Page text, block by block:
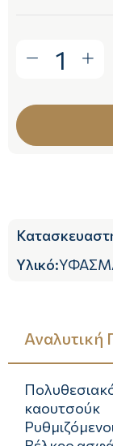
1
Υλικό:
Αναλυτική
καουτσούκ